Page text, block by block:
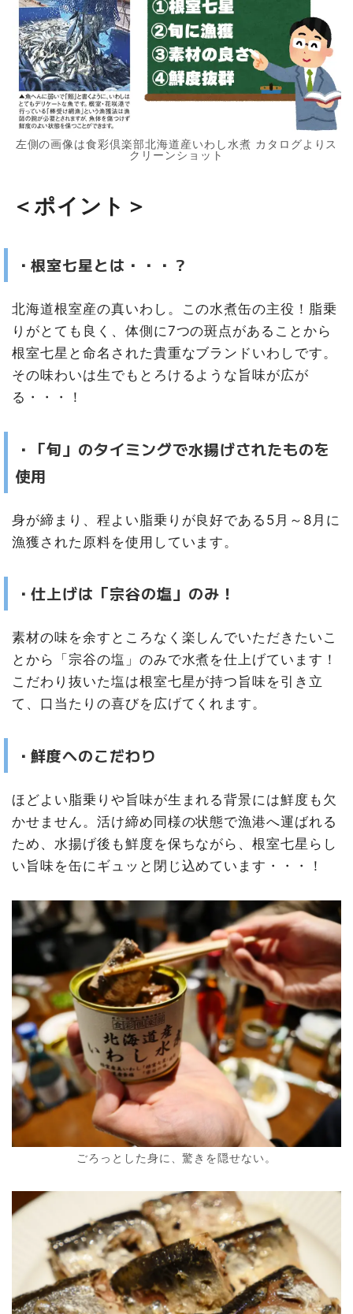
左側の画像は食彩倶楽部北海道産いわし水煮 カタログよりス
クリーンショット
＜ポイント＞
・根室七星とは・・・？
北海道根室産の真いわし。この水煮缶の主役！脂乗
りがとても良く、体側に7つの斑点があることから
根室七星と命名された貴重なブランドいわしです。
その味わいは生でもとろけるような旨味が広が
る・・・！
・「旬」のタイミングで水揚げされたものを
使用
身が締まり、程よい脂乗りが良好である5月～8月に
漁獲された原料を使用しています。
・仕上げは「宗谷の塩」のみ！
素材の味を余すところなく楽しんでいただきたいこ
とから「宗谷の塩」のみで水煮を仕上げています！
こだわり抜いた塩は根室七星が持つ旨味を引き立
て、口当たりの喜びを広げてくれます。
・鮮度へのこだわり
ほどよい脂乗りや旨味が生まれる背景には鮮度も欠
かせません。活け締め同様の状態で漁港へ運ばれる
ため、水揚げ後も鮮度を保ちながら、根室七星らし
い旨味を缶にギュッと閉じ込めています・・・！
ごろっとした身に、驚きを隠せない。